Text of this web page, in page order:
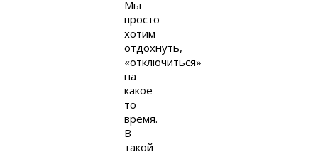
Мы
просто
хотим
отдохнуть,
«отключиться»
на
какое-
то
время.
В
такой